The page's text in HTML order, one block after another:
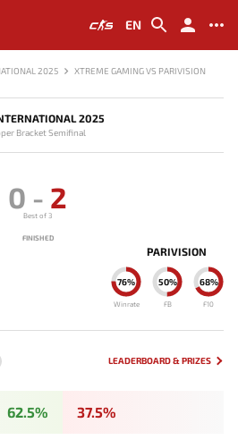
EN
2025 XTREME GAMING VS PARIVISION
2025
Bracket Semifinal
0 - 2
Best of 3
FINISHED
PARIVISION
76%
Winrate
50%
FB
68%
F10
LEADERBOARD & PRIZES
62.5% 37.5%